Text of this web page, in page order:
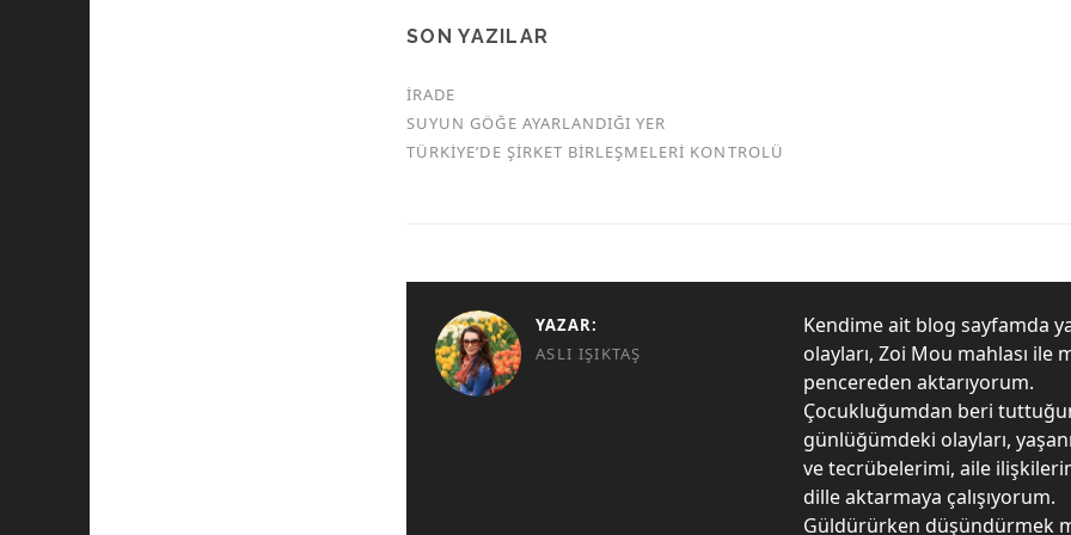
SON YAZILAR
İRADE
SUYUN GÖĞE AYARLANDIĞI YER
TÜRKİYE’DE ŞİRKET BİRLEŞMELERİ KONTROLÜ
YAZAR:
ASLI IŞIKTAŞ
Kendime ait blog sayfamda
olayları, Zoi Mou mahlası ile
pencereden aktarıyorum.
Çocukluğumdan beri
günlüğümdeki olayları,
ve tecrübelerimi, aile
dille aktarmaya çalışıyorum.
Güldürürken düşündürmek